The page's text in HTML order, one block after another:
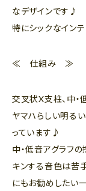
なデザインです♪
特にシックなイン
≪ 仕組み ≫
交叉状X支柱、中・
ヤマハらしい明る
っています♪
中・低音アグラフの
キンする音色は苦
にもお勧めしたい